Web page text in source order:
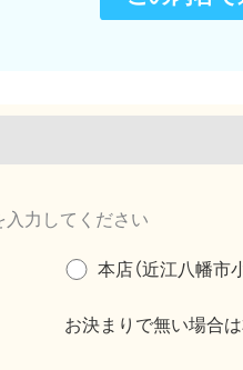
入力してください
本店（近江八幡市
お決まりで無い場合